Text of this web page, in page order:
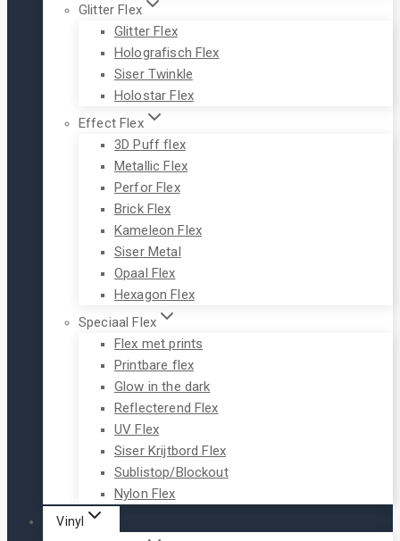
Glitter Flex
Glitter Flex
Holografisch Flex
Siser Twinkle
Holostar Flex
Effect Flex
3D Puff flex
Metallic Flex
Perfor Flex
Brick Flex
Kameleon Flex
Siser Metal
Opaal Flex
Hexagon Flex
Speciaal Flex
Flex met prints
Printbare flex
Glow in the dark
Reflecterend Flex
UV Flex
Siser Krijtbord Flex
Sublistop/Blockout
Nylon Flex
Vinyl